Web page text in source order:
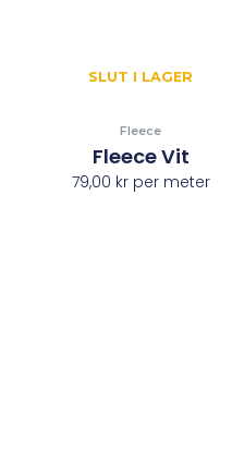
SLUT I LAGER
Fleece
Fleece Vit
79,00 krper meter